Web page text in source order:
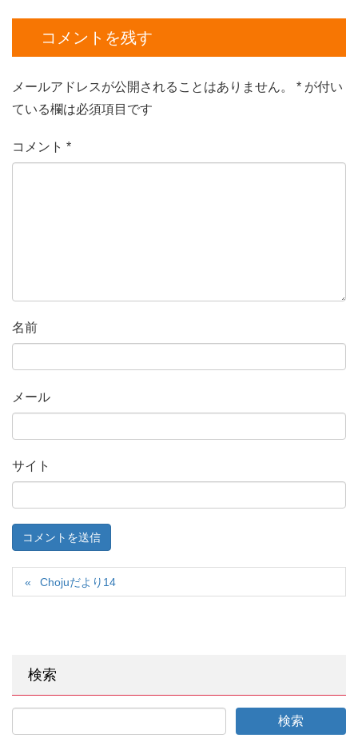
コメントを残す
メールアドレスが公開されることはありません。 * が付い
ている欄は必須項目です
コメント *
名前
メール
サイト
Chojuだより14
検索